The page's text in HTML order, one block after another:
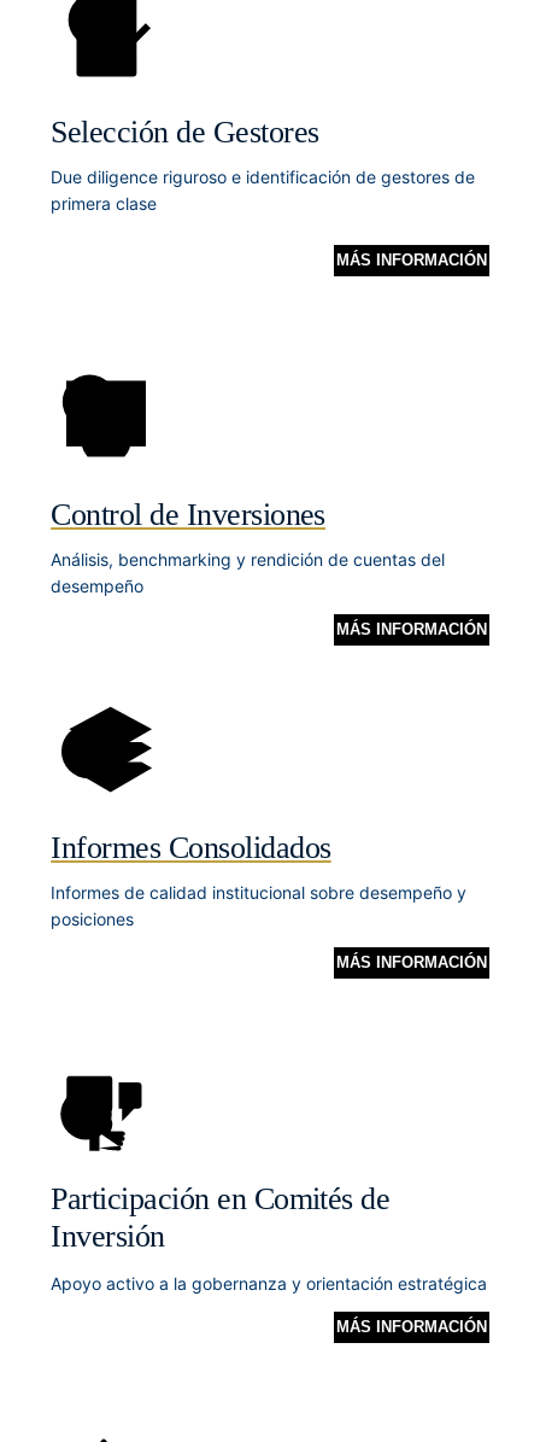
Selección de Gestores
Due diligence riguroso e identificación de gestores de
primera clase
MÁS INFORMACIÓN
Control de Inversiones
Análisis, benchmarking y rendición de cuentas del
desempeño
MÁS INFORMACIÓN
Informes Consolidados
Informes de calidad institucional sobre desempeño y
posiciones
MÁS INFORMACIÓN
Participación en Comités de
Inversión
Apoyo activo a la gobernanza y orientación estratégica
MÁS INFORMACIÓN